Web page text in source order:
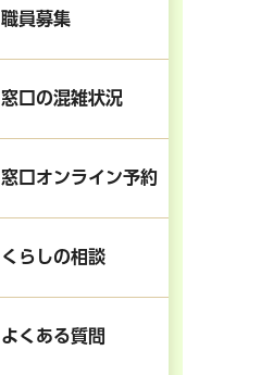
職員募集
窓口の混雑状況
窓口オンライン予約
くらしの相談
よくある質問